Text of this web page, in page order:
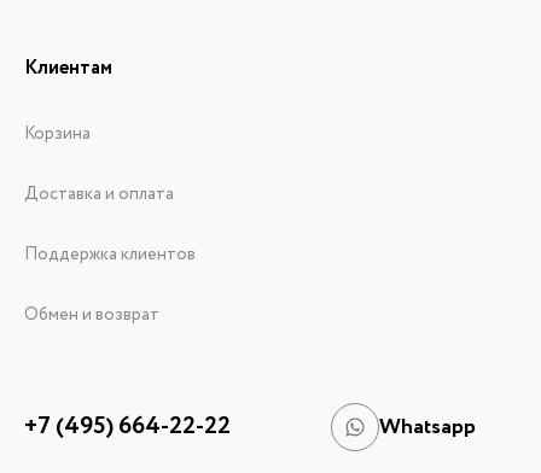
Клиентам
Корзина
Доставка и оплата
Поддержка клиентов
Обмен и возврат
+7 (495) 664-22-22 Whatsapp